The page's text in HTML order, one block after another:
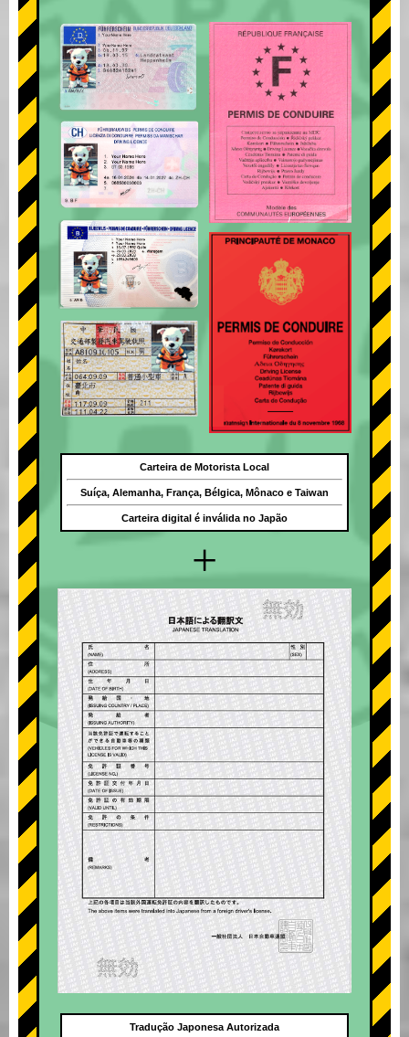
+
Carteira de Motorista Local
Suíça, Alemanha, França, Bélgica, Mônaco e Taiwan
Carteira digital é inválida no Japão
Tradução Japonesa Autorizada